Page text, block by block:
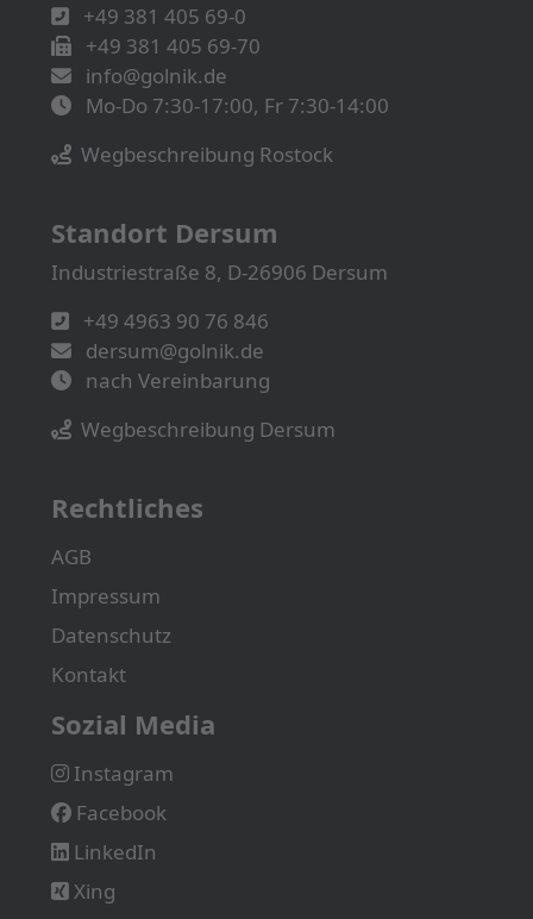
+49 381 405 69-0
+49 381 405 69-70
info@golnik.de
Mo-Do 7:30-17:00, Fr 7:30-14:00
Wegbeschreibung Rostock
Standort Dersum
Industriestraße 8, D-26906 Dersum
+49 4963 90 76 846
dersum@golnik.de
nach Vereinbarung
Wegbeschreibung Dersum
Rechtliches
AGB
Impressum
Datenschutz
Kontakt
Sozial Media
Instagram
Facebook
LinkedIn
Xing